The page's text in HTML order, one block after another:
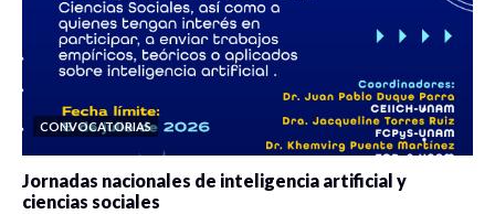
CONVOCATORIAS
Jornadas nacionales de inteligencia artificial y
ciencias sociales